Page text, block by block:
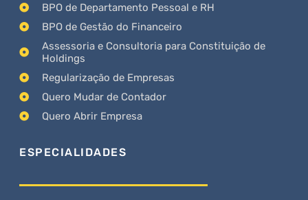
BPO de Departamento Pessoal e RH
BPO de Gestão do Financeiro
Assessoria e Consultoria para Constituição de
Holdings
Regularização de Empresas
Quero Mudar de Contador
Quero Abrir Empresa
ESPECIALIDADES